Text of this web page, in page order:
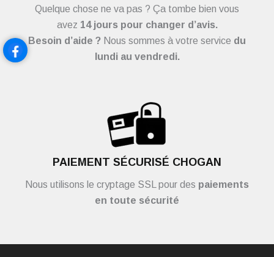
Quelque chose ne va pas ? Ça tombe bien vous
avez 14 jours pour changer d’avis.
Besoin d’aide ? Nous sommes à votre service du
lundi au vendredi.
PAIEMENT SÉCURISÉ CHOGAN
Nous utilisons le cryptage SSL pour des paiements
en toute sécurité